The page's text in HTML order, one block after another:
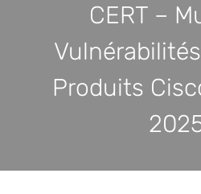
CERT –
Produits